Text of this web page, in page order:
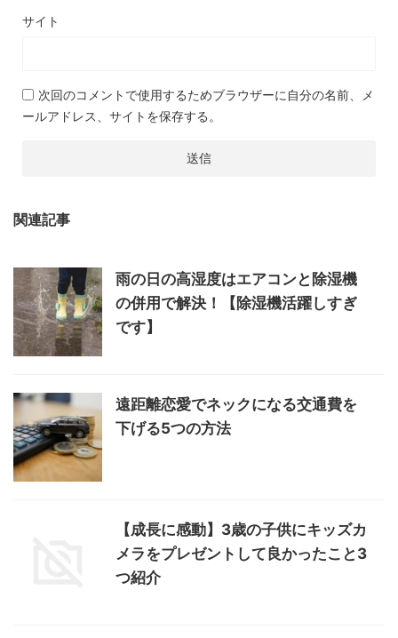
サイト
次回のコメントで使用するためブラウザーに自分の名前、メ
ールアドレス、サイトを保存する。
関連記事
雨の日の高湿度はエアコンと除湿機
の併用で解決！【除湿機活躍しすぎ
です】
遠距離恋愛でネックになる交通費を
下げる5つの方法
【成長に感動】3歳の子供にキッズカ
メラをプレゼントして良かったこと3
つ紹介